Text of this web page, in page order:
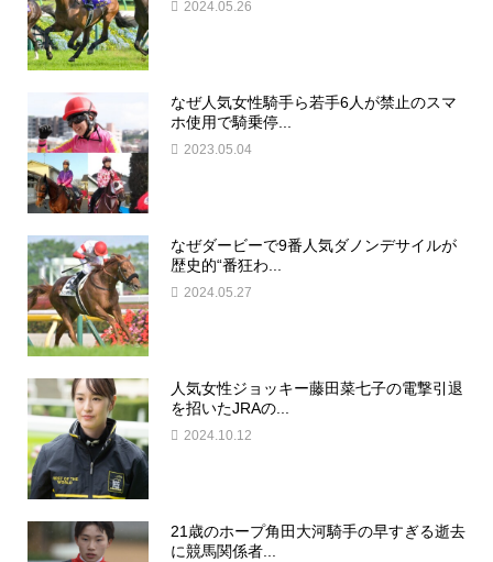
2024.05.26
なぜ人気女性騎手ら若手6人が禁止のスマ
ホ使用で騎乗停...
2023.05.04
なぜダービーで9番人気ダノンデサイルが
歴史的“番狂わ...
2024.05.27
人気女性ジョッキー藤田菜七子の電撃引退
を招いたJRAの...
2024.10.12
21歳のホープ角田大河騎手の早すぎる逝去
に競馬関係者...